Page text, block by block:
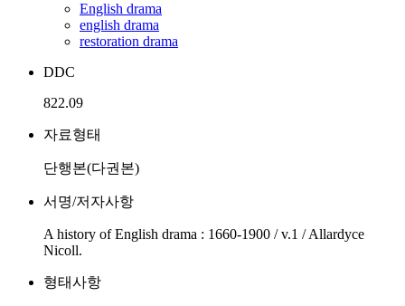
English drama
english drama
restoration drama
DDC
822.09
자료형태
단행본(다권본)
서명/저자사항
A history of English drama : 1660-1900 / v.1 / Allardyce
Nicoll.
형태사항